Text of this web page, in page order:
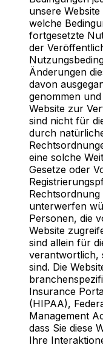
unsere
welche
fortgesetzte
der
Änderungen
davon
genommen
Website zur
sind nicht für
durch
eine solche
Gesetze oder
unterwerfen
Personen, die
Website
sind allein für
verantwortlich,
sind. Die
Insurance
(HIPAA),
Management
dass Sie diese
Ihre